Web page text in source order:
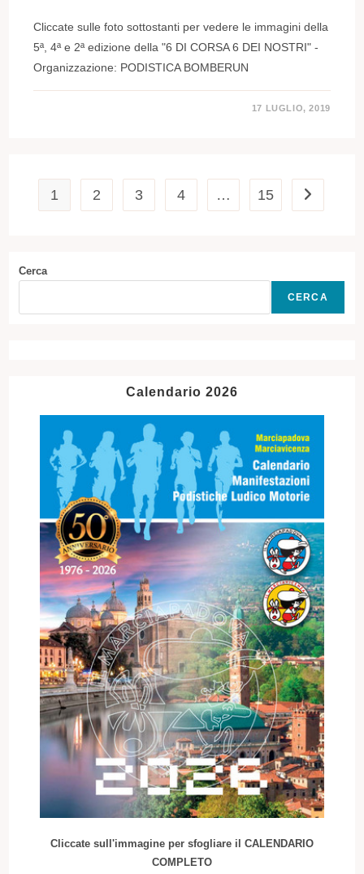
Cliccate sulle foto sottostanti per vedere le immagini della
5ª, 4ª e 2ª edizione della "6 DI CORSA 6 DEI NOSTRI" -
Organizzazione: PODISTICA BOMBERUN
17 LUGLIO, 2019
1 2 3 4 … 15 Vai alla
Cerca
CERCA
Calendario 2026
Cliccate sull'immagine per sfogliare il CALENDARIO
COMPLETO